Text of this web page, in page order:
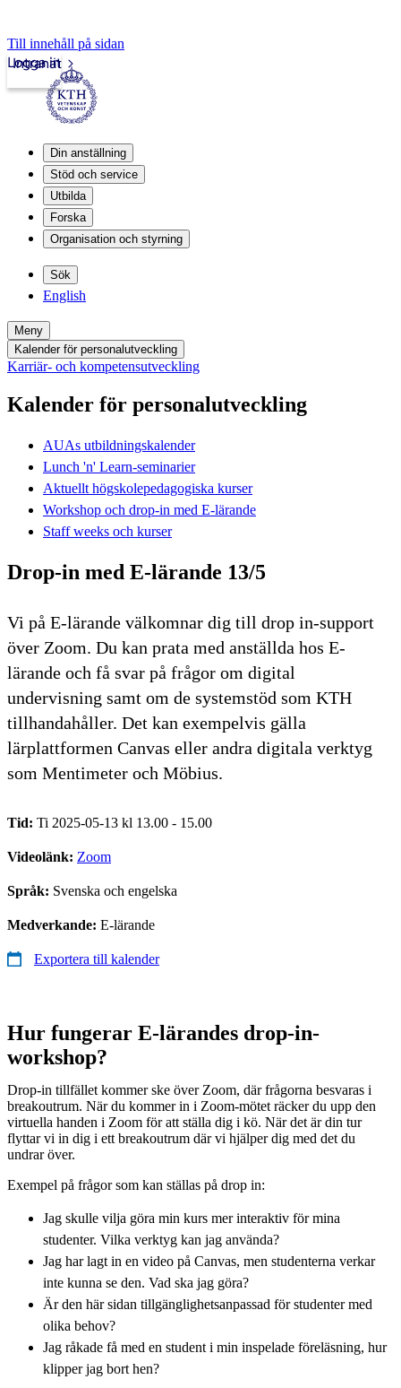
Till innehåll på sidan
Intranät
Logga in
Din anställning
Stöd och service
Utbilda
Forska
Organisation och styrning
Sök
English
Meny
Kalender för personalutveckling
Karriär- och kompetensutveckling
Kalender för personalutveckling
AUAs utbildningskalender
Lunch 'n' Learn-seminarier
Aktuellt högskolepedagogiska kurser
Workshop och drop-in med E-lärande
Staff weeks och kurser
Drop-in med E-lärande 13/5
Vi på E-lärande välkomnar dig till drop in-support
över Zoom. Du kan prata med anställda hos E-
lärande och få svar på frågor om digital
undervisning samt om de systemstöd som KTH
tillhandahåller. Det kan exempelvis gälla
lärplattformen Canvas eller andra digitala verktyg
som Mentimeter och Möbius.
Tid: Ti 2025-05-13 kl 13.00 - 15.00
Videolänk: Zoom
Språk: Svenska och engelska
Medverkande: E-lärande
Exportera till kalender
Hur fungerar E-lärandes drop-in-
workshop?
Drop-in tillfället kommer ske över Zoom, där frågorna besvaras i
breakoutrum. När du kommer in i Zoom-mötet räcker du upp den
virtuella handen i Zoom för att ställa dig i kö. När det är din tur
flyttar vi in dig i ett breakoutrum där vi hjälper dig med det du
undrar över.
Exempel på frågor som kan ställas på drop in:
Jag skulle vilja göra min kurs mer interaktiv för mina
studenter. Vilka verktyg kan jag använda?
Jag har lagt in en video på Canvas, men studenterna verkar
inte kunna se den. Vad ska jag göra?
Är den här sidan tillgänglighetsanpassad för studenter med
olika behov?
Jag råkade få med en student i min inspelade föreläsning, hur
klipper jag bort hen?